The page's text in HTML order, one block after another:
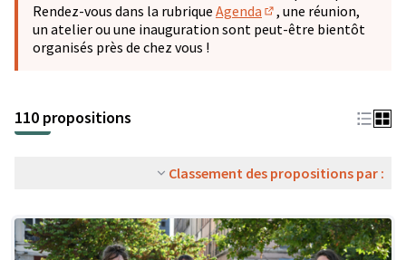
Rendez-vous dans la rubrique Agenda
(S'ouvre dans un
, une réunion,
un atelier ou une inauguration sont peut-être bientôt
organisés près de chez vous !
110 propositions
Classement des propositions par :